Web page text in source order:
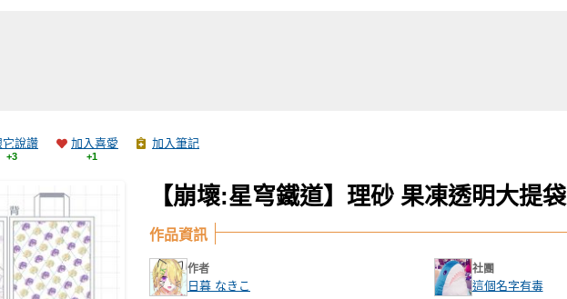
它說讚
+3
加入喜愛
+1
加入筆記
【崩壞:星穹鐵道】理砂 果凍透明大提袋
作品資訊
作者
日暮 なきこ
社團
這個名字有毒